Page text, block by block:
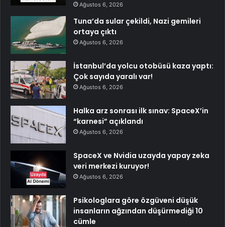
Ağustos 6, 2026
Tuna’da sular çekildi, Nazi gemileri
ortaya çıktı
Ağustos 6, 2026
İstanbul’da yolcu otobüsü kaza yaptı:
Çok sayıda yaralı var!
Ağustos 6, 2026
Halka arz sonrası ilk sınav: SpaceX’in
“karnesi” açıklandı
Ağustos 6, 2026
SpaceX ve Nvidia uzayda yapay zeka
veri merkezi kuruyor!
Ağustos 6, 2026
Psikologlara göre özgüveni düşük
insanların ağzından düşürmediği 10
cümle